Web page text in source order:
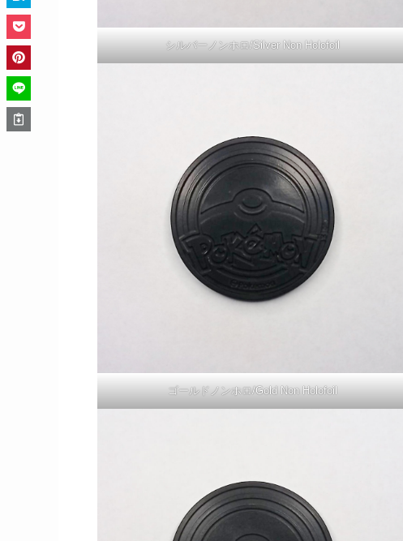
シルバーノンホロ/Silver Non Holofoil
ゴールドノンホロ/Gold Non Holofoil